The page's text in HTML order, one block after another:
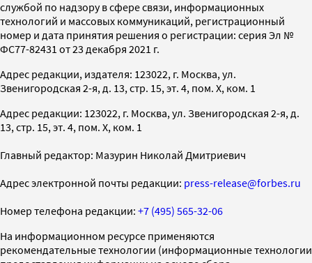
службой по надзору в сфере связи, информационных
технологий и массовых коммуникаций, регистрационный
номер и дата принятия решения о регистрации: серия Эл №
ФС77-82431 от 23 декабря 2021 г.
Адрес редакции, издателя: 123022, г. Москва, ул.
Звенигородская 2-я, д. 13, стр. 15, эт. 4, пом. X, ком. 1
Адрес редакции: 123022, г. Москва, ул. Звенигородская 2-я, д.
13, стр. 15, эт. 4, пом. X, ком. 1
Главный редактор: Мазурин Николай Дмитриевич
Адрес электронной почты редакции: press-release@forbes.ru
Номер телефона редакции: +7 (495) 565-32-06
На информационном ресурсе применяются
рекомендательные технологии (информационные технологии